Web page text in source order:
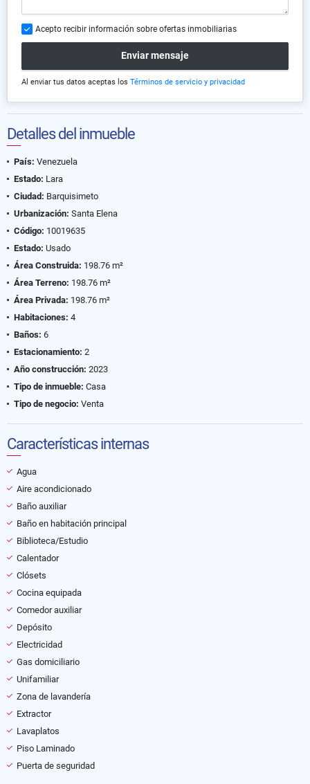
Acepto recibir información sobre ofertas inmobiliarias
Enviar mensaje
Al enviar tus datos aceptas los Términos de servicio y privacidad
Detalles del inmueble
País: Venezuela
Estado: Lara
Ciudad: Barquisimeto
Urbanización: Santa Elena
Código: 10019635
Estado: Usado
Área Construida: 198.76 m²
Área Terreno: 198.76 m²
Área Privada: 198.76 m²
Habitaciones: 4
Baños: 6
Estacionamiento: 2
Año construcción: 2023
Tipo de inmueble: Casa
Tipo de negocio: Venta
Características internas
Agua
Aire acondicionado
Baño auxiliar
Baño en habitación principal
Biblioteca/Estudio
Calentador
Clósets
Cocina equipada
Comedor auxiliar
Depósito
Electricidad
Gas domiciliario
Unifamiliar
Zona de lavandería
Extractor
Lavaplatos
Piso Laminado
Puerta de seguridad